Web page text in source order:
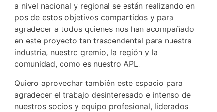
a nivel nacional y regional se están realizando en
pos de estos objetivos compartidos y para
agradecer a todos quienes nos han acompañado
en este proyecto tan trascendental para nuestra
industria, nuestro gremio, la región y la
comunidad, como es nuestro APL.
Quiero aprovechar también este espacio para
agradecer el trabajo desinteresado e intenso de
nuestros socios y equipo profesional, liderados